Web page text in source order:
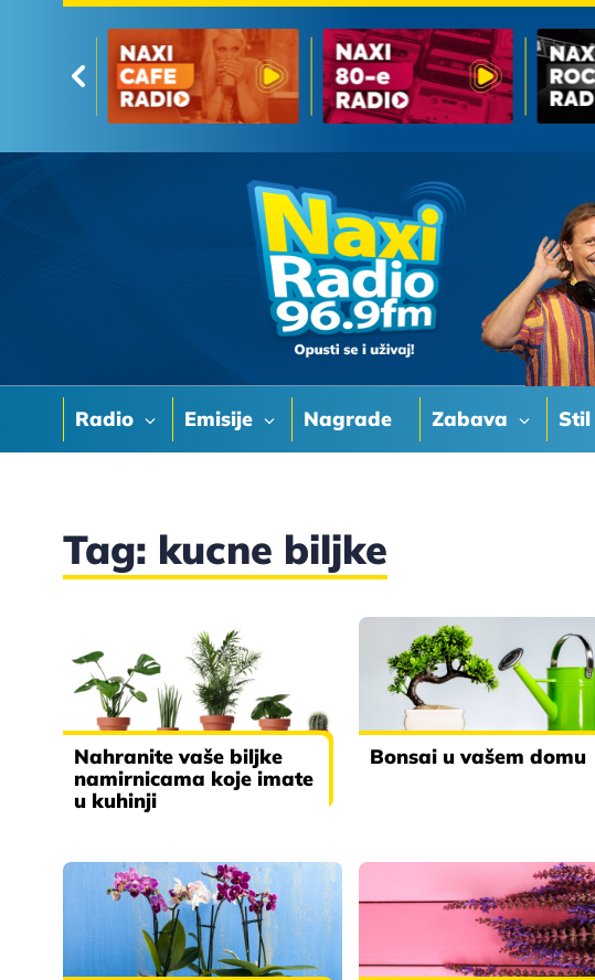
Radio Emisije Nagrade Zabava Stil
Tag: kucne biljke
Nahranite vaše biljke
namirnicama koje imate
u kuhinji
Bonsai u vašem domu